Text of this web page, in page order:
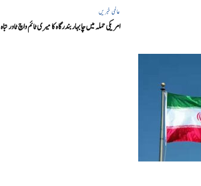
عالمی خبریں
امریکی حملہ میں چابہار بندرگاہ کا میری ٹائم واچ ٹاور تباہ